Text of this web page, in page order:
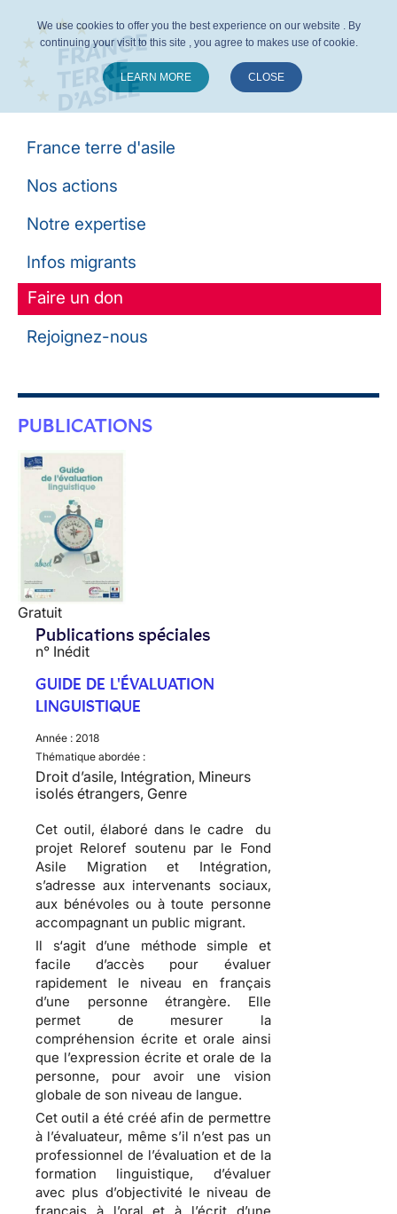
France terre d'asile
Nos actions
Notre expertise
Infos migrants
Faire un don
Rejoignez-nous
PUBLICATIONS
Gratuit
Publications spéciales
n° Inédit
GUIDE DE L'ÉVALUATION
LINGUISTIQUE
Année : 2018
Thématique abordée :
Droit d’asile, Intégration, Mineurs
isolés étrangers, Genre
Cet outil, élaboré dans le cadre du
projet Reloref soutenu par le Fond
Asile Migration et Intégration,
s’adresse aux intervenants sociaux,
aux bénévoles ou à toute personne
accompagnant un public migrant.
Il s‘agit d’une méthode simple et
facile d’accès pour évaluer
rapidement le niveau en français
d’une personne étrangère. Elle
permet de mesurer la
compréhension écrite et orale ainsi
que l’expression écrite et orale de la
personne, pour avoir une vision
globale de son niveau de langue.
Cet outil a été créé afin de permettre
à l’évaluateur, même s’il n’est pas un
professionnel de l’évaluation et de la
formation linguistique, d’évaluer
avec plus d’objectivité le niveau de
We use cookies to offer you the best experience on our website . By
continuing your visit to this site , you agree to makes use of cookie.
LEARN MORE CLOSE